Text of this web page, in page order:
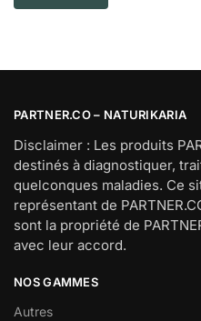
PARTNER.CO – NATURIKARIA
Disclaimer : Les produits
destinés à diagnostiquer,
quelconques maladies. Ce
représentant de
sont la propriété de
avec leur accord.
NOS GAMMES
Autres